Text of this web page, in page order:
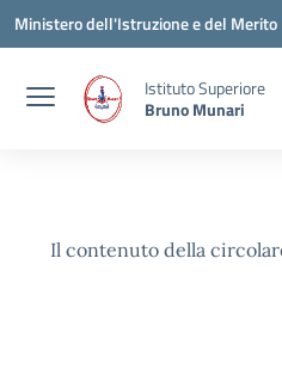
Vai ai contenuti
Vai al menu di navigazione
Vai al footer
Ministero dell'Istruzione e del Merito
Istituto Superiore
Bruno Munari
Il contenuto della